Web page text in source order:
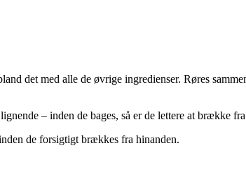
det med alle de øvrige ingredienser. Røres
– inden de bages, så er de lettere at brække
de forsigtigt brækkes fra hinanden.